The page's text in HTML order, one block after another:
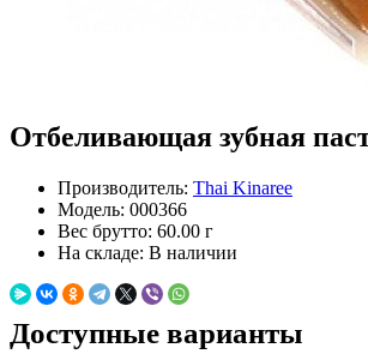
Отбеливающая зубная
Производитель: Thai Kinaree
Модель: 000366
Вес брутто: 60.00 г
На складе: В наличии
Доступные варианты